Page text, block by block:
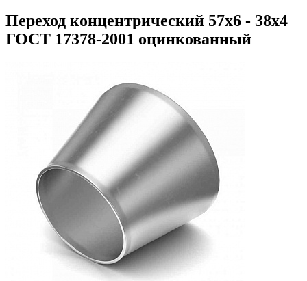
Переход концентрический 57х6 - 38х4
ГОСТ 17378-2001 оцинкованный